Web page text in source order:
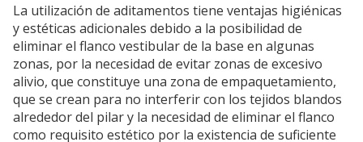
La utilización de aditamentos tiene ventajas higiénicas
y estéticas adicionales debido a la posibilidad de
eliminar el flanco vestibular de la base en algunas
zonas, por la necesidad de evitar zonas de excesivo
alivio, que constituye una zona de empaquetamiento,
que se crean para no interferir con los tejidos blandos
alrededor del pilar y la necesidad de eliminar el flanco
como requisito estético por la existencia de suficiente